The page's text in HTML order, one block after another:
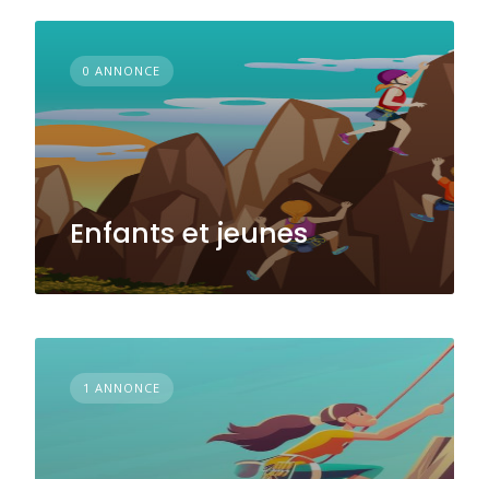
0 ANNONCE
Enfants et jeunes
1 ANNONCE